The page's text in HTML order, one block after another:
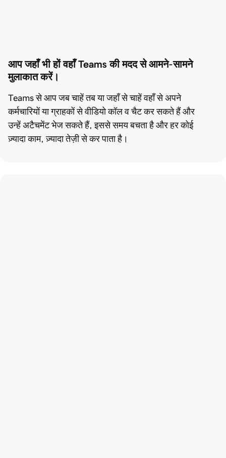
आप जहाँ भी हों वहाँ Teams की मदद से आमने-सामने
मुलाकात करें।
Teams से आप जब चाहें तब या जहाँ से चाहें वहाँ से अपने
कर्मचारियों या ग्राहकों से वीडियो कॉल व चैट कर सकते हैं और
उन्हें अटैचमेंट भेज सकते हैं, इससे समय बचता है और हर कोई
ज़्यादा काम, ज़्यादा तेज़ी से कर पाता है।